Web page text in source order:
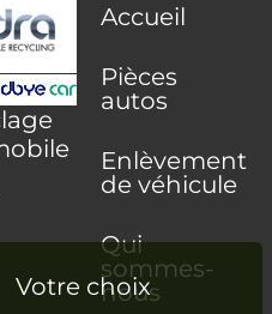
Accueil
Pièces
autos
Enlèvement
de véhicule
Qui
sommes-
nous